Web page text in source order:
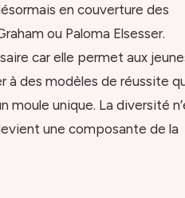
en couverture des
ou Paloma Elsesser.
car elle permet aux
à des modèles de réussite
moule unique. La diversité
une composante de la